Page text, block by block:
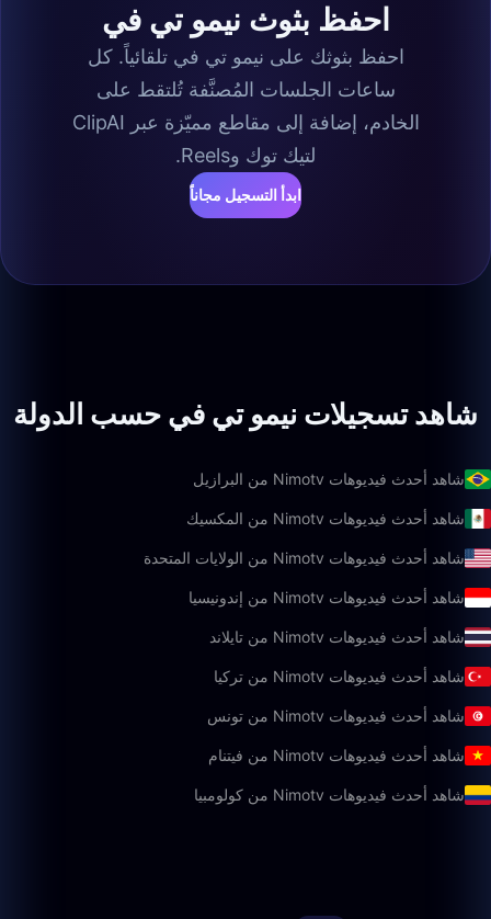
احفظ بثوث نيمو تي في
احفظ بثوثك على نيمو تي في تلقائياً. كل
ساعات الجلسات المُصنَّفة تُلتقط على
الخادم، إضافة إلى مقاطع مميّزة عبر ClipAI
لتيك توك وReels.
ابدأ التسجيل مجاناً
شاهد تسجيلات نيمو تي في حسب الدولة
شاهد أحدث فيديوهات Nimotv من البرازيل
شاهد أحدث فيديوهات Nimotv من المكسيك
شاهد أحدث فيديوهات Nimotv من الولايات المتحدة
شاهد أحدث فيديوهات Nimotv من إندونيسيا
شاهد أحدث فيديوهات Nimotv من تايلاند
شاهد أحدث فيديوهات Nimotv من تركيا
شاهد أحدث فيديوهات Nimotv من تونس
شاهد أحدث فيديوهات Nimotv من فيتنام
شاهد أحدث فيديوهات Nimotv من كولومبيا